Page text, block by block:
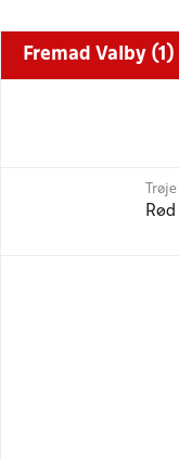
Fremad Valby (1)
Trøje
Rød